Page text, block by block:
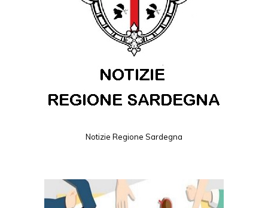
Notizie Regione Sardegna